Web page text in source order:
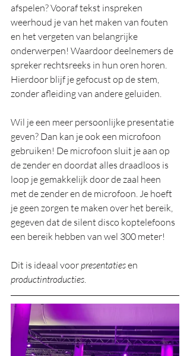
afspelen? Vooraf tekst inspreken
weerhoud je van het maken van fouten
en het vergeten van belangrijke
onderwerpen! Waardoor deelnemers de
spreker rechtsreeks in hun oren horen.
Hierdoor blijf je gefocust op de stem,
zonder afleiding van andere geluiden.
Wil je een meer persoonlijke presentatie
geven? Dan kan je ook een microfoon
gebruiken! De microfoon sluit je aan op
de zender en doordat alles draadloos is
loop je gemakkelijk door de zaal heen
met de zender en de microfoon. Je hoeft
je geen zorgen te maken over het bereik,
gegeven dat de silent disco koptelefoons
een bereik hebben van wel 300 meter!
Dit is ideaal voor presentaties en
productintroducties.